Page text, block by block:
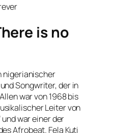
is no
nigerianischer
Songwriter, der in
war von 1968 bis
Leiter von
und war einer der
Afrobeat. Fela Kuti